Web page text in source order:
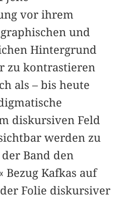
vor ihrem
und
Hintergrund
zu kontrastieren
als – bis heute
diskursiven Feld
werden zu
Band den
Bezug Kafkas auf
Folie diskursiver